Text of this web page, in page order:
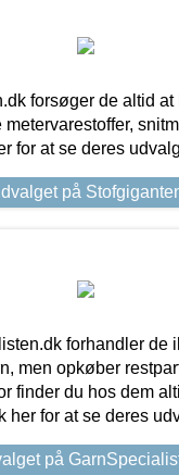
forsøger de altid at
for at se deres
på
forhandler de
men opkøber
finder du hos dem
her for at se deres
på